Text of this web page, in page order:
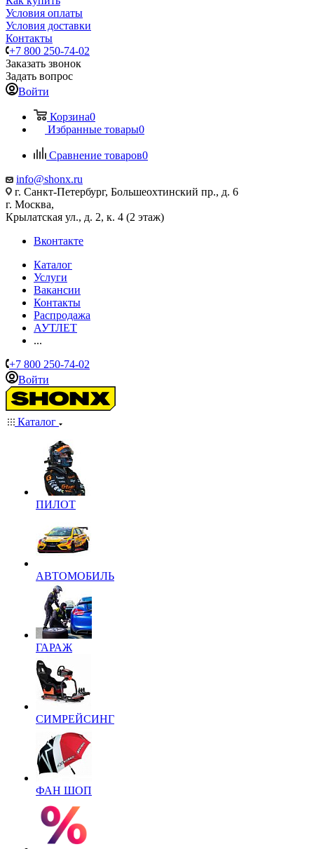
Условия оплаты
Условия доставки
Контакты
+7 800 250-74-02
Заказать звонок
Задать вопрос
Войти
Корзина0
Избранные товары0
Сравнение товаров0
info@shonx.ru
г. Санкт-Петербург, Большеохтинский пр., д. 6
г. Москва,
Крылатская ул., д. 2, к. 4 (2 этаж)
Вконтакте
Каталог
Услуги
Вакансии
Контакты
Распродажа
АУТЛЕТ
...
+7 800 250-74-02
Войти
Каталог
ПИЛОТ
АВТОМОБИЛЬ
ГАРАЖ
СИМРЕЙСИНГ
ФАН ШОП